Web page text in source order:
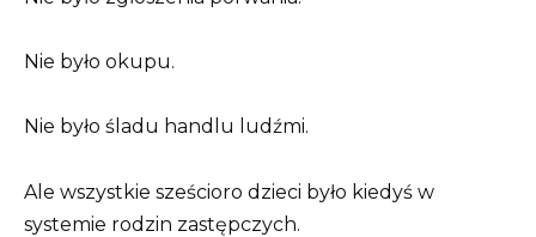
Nie było okupu.
Nie było śladu handlu ludźmi.
Ale wszystkie sześcioro dzieci było kiedyś w
systemie rodzin zastępczych.